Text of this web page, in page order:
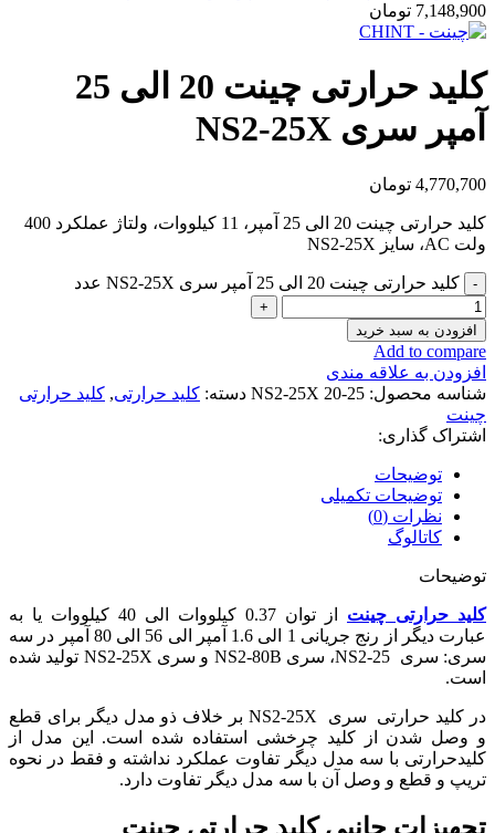
7,148,900 تومان
کلید حرارتی چینت 20 الی 25
آمپر سری NS2-25X
4,770,700 تومان
کلید حرارتی چینت 20 الی 25 آمپر، 11 کیلووات، ولتاژ عملکرد 400
ولت AC، سایز NS2-25X
کلید حرارتی چینت 20 الی 25 آمپر سری NS2-25X عدد
افزودن به سبد خرید
Add to compare
افزودن به علاقه مندی
شناسه محصول: NS2-25X 20-25 دسته: کلید حرارتی, کلید حرارتی
چینت
اشتراک گذاری:
توضیحات
توضیحات تکمیلی
نظرات (0)
کاتالوگ
توضیحات
کلید حرارتی چینت
از توان 0.37 کیلووات الی 40 کیلووات یا به
عبارت دیگر از رنج جریانی 1 الی 1.6 آمپر الی 56 الی 80 آمپر در سه
سری: سری NS2-25، سری NS2-80B و سری NS2-25X تولید شده
است.
در کلید حرارتی سری NS2-25X بر خلاف ذو مدل دیگر برای قطع
و وصل شدن از کلید چرخشی استفاده شده است. این مدل از
کلیدحرارتی با سه مدل دیگر تفاوت عملکرد نداشته و فقط در نحوه
تریپ و قطع و وصل آن با سه مدل دیگر تفاوت دارد.
تجهیزات جانبی کلید حرارتی چینت